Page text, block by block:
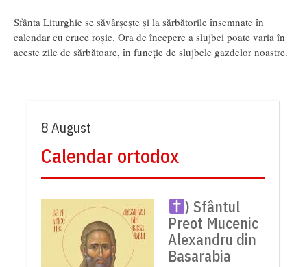
Sfânta Liturghie se săvârșește și la sărbătorile însemnate în
calendar cu cruce roșie. Ora de începere a slujbei poate varia în
aceste zile de sărbătoare, în funcție de slujbele gazdelor noastre.
8 August
Calendar ortodox
) Sfântul
Preot Mucenic
Alexandru din
Basarabia